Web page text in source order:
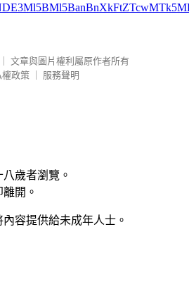
文章與圖片權利屬原作者所有
權政策
服務聲明
歲者瀏覽。
開。
容提供給未成年人士。